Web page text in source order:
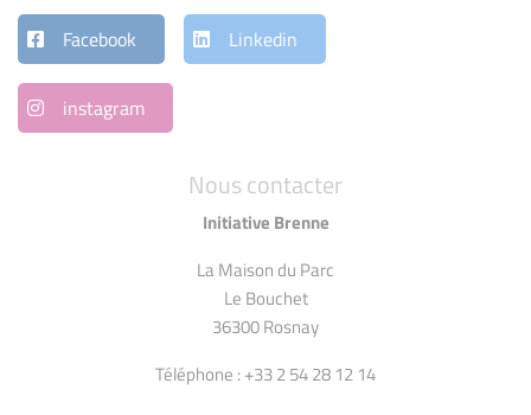
Nous contacter
Initiative Brenne
La Maison du Parc
Le Bouchet
36300 Rosnay
Téléphone : +33 2 54 28 12 14
Facebook Linkedin
instagram